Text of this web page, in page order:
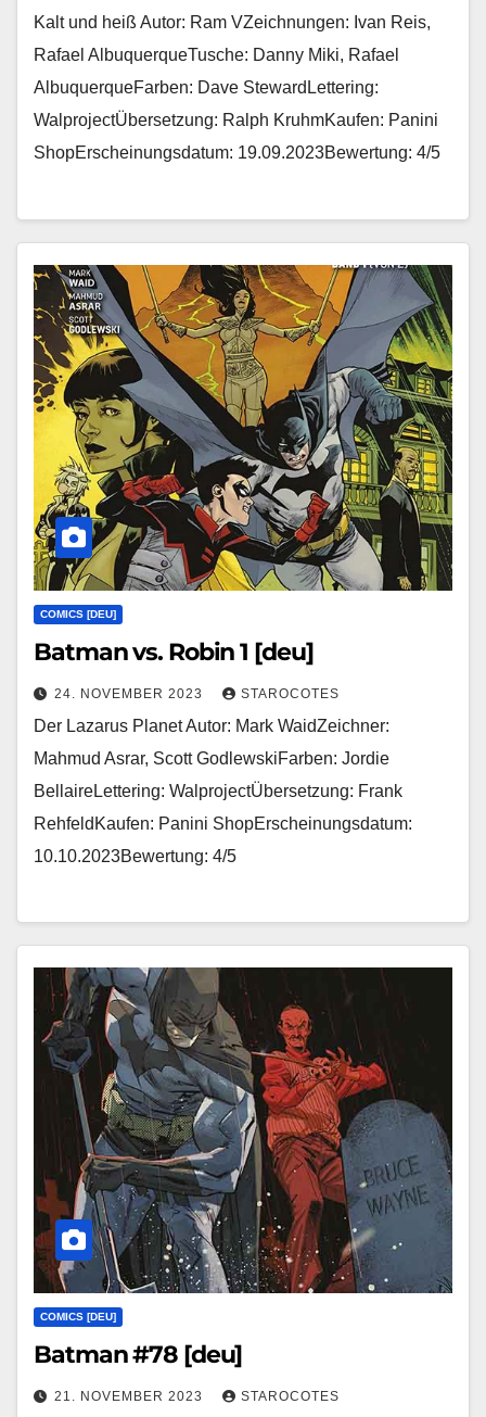
Kalt und heiß Autor: Ram VZeichnungen: Ivan Reis,
Rafael AlbuquerqueTusche: Danny Miki, Rafael
AlbuquerqueFarben: Dave StewardLettering:
WalprojectÜbersetzung: Ralph KruhmKaufen: Panini
ShopErscheinungsdatum: 19.09.2023Bewertung: 4/5
COMICS [DEU]
Batman vs. Robin 1 [deu]
24. NOVEMBER 2023 STAROCOTES
Der Lazarus Planet Autor: Mark WaidZeichner:
Mahmud Asrar, Scott GodlewskiFarben: Jordie
BellaireLettering: WalprojectÜbersetzung: Frank
RehfeldKaufen: Panini ShopErscheinungsdatum:
10.10.2023Bewertung: 4/5
COMICS [DEU]
Batman #78 [deu]
21. NOVEMBER 2023 STAROCOTES